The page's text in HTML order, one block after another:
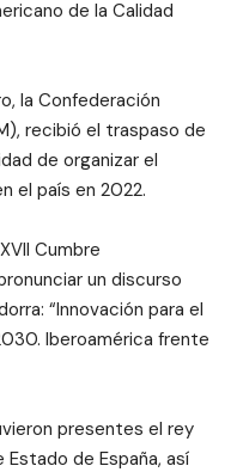
de la Calidad
la Confederación
recibió el traspaso de
de organizar el
el país en 2022.
Cumbre
un discurso
“Innovación para el
Iberoamérica frente
presentes el rey
Estado de España, así